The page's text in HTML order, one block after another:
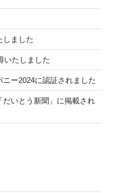
しました
いたしました
ー2024に認証されました
いとう新聞」に掲載され